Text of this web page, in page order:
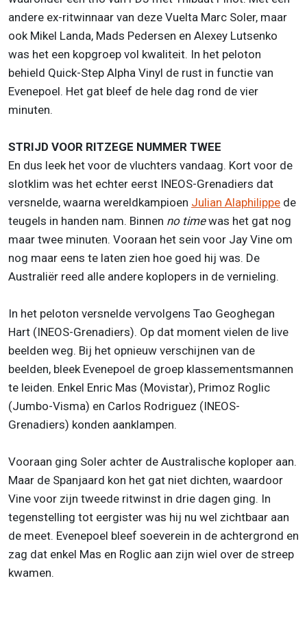
andere ex-ritwinnaar van deze Vuelta Marc Soler, maar
ook Mikel Landa, Mads Pedersen en Alexey Lutsenko
was het een kopgroep vol kwaliteit. In het peloton
behield Quick-Step Alpha Vinyl de rust in functie van
Evenepoel. Het gat bleef de hele dag rond de vier
minuten.
STRIJD VOOR RITZEGE NUMMER TWEE
En dus leek het voor de vluchters vandaag. Kort voor de
slotklim was het echter eerst INEOS-Grenadiers dat
versnelde, waarna wereldkampioen Julian Alaphilippe de
teugels in handen nam. Binnen no timewas het gat nog
maar twee minuten. Vooraan het sein voor Jay Vine om
nog maar eens te laten zien hoe goed hij was. De
Australiër reed alle andere koplopers in de vernieling.
In het peloton versnelde vervolgens Tao Geoghegan
Hart (INEOS-Grenadiers). Op dat moment vielen de live
beelden weg. Bij het opnieuw verschijnen van de
beelden, bleek Evenepoel de groep klassementsmannen
te leiden. Enkel Enric Mas (Movistar), Primoz Roglic
(Jumbo-Visma) en Carlos Rodriguez (INEOS-
Grenadiers) konden aanklampen.
Vooraan ging Soler achter de Australische koploper aan.
Maar de Spanjaard kon het gat niet dichten, waardoor
Vine voor zijn tweede ritwinst in drie dagen ging. In
tegenstelling tot eergister was hij nu wel zichtbaar aan
de meet. Evenepoel bleef soeverein in de achtergrond en
zag dat enkel Mas en Roglic aan zijn wiel over de streep
kwamen.